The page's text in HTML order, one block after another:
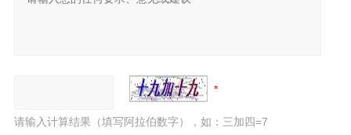
请输入计算结果（填写阿拉伯数字），如：三加四=7